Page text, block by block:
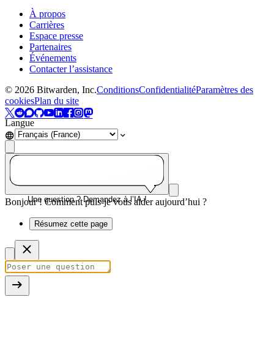
À propos
Carrières
Espace presse
Partenaires
Événements
Contacter l’assistance
© 2026 Bitwarden, Inc.ConditionsConfidentialitéParamètres des
cookiesPlan du site
Langue
Une question ? Demandez à l’IA !
Bonjour ! Comment puis-je vous aider aujourd’hui ?
Résumez cette page